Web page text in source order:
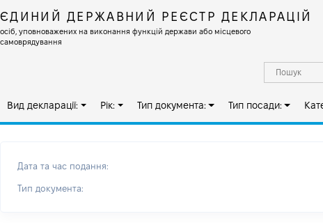
ЄДИНИЙ ДЕРЖАВНИЙ РЕЄСТР ДЕКЛАРАЦІЙ
осіб, уповноважених на виконання функцій держави або місцевого
самоврядування
Вид декларації: Рік: Тип документа: Тип посади:
Дата та час подання:
Тип документа: